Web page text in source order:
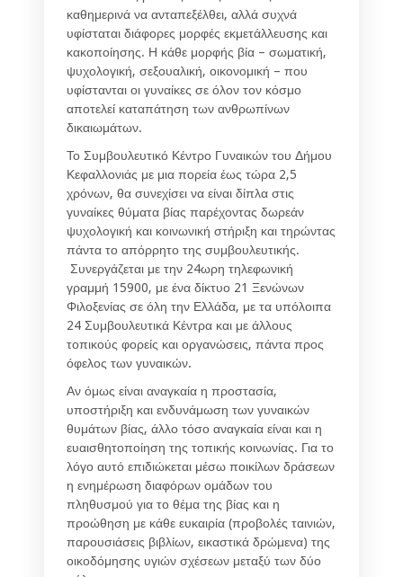
καθημερινά να ανταπεξέλθει, αλλά συχνά
υφίσταται διάφορες μορφές εκμετάλλευσης και
κακοποίησης. Η κάθε μορφής βία – σωματική,
ψυχολογική, σεξουαλική, οικονομική – που
υφίστανται οι γυναίκες σε όλον τον κόσμο
αποτελεί καταπάτηση των ανθρωπίνων
δικαιωμάτων.
Το Συμβουλευτικό Κέντρο Γυναικών του Δήμου
Κεφαλλονιάς με μια πορεία έως τώρα 2,5
χρόνων, θα συνεχίσει να είναι δίπλα στις
γυναίκες θύματα βίας παρέχοντας δωρεάν
ψυχολογική και κοινωνική στήριξη και τηρώντας
πάντα το απόρρητο της συμβουλευτικής.
Συνεργάζεται με την 24ωρη τηλεφωνική
γραμμή 15900, με ένα δίκτυο 21 Ξενώνων
Φιλοξενίας σε όλη την Ελλάδα, με τα υπόλοιπα
24 Συμβουλευτικά Κέντρα και με άλλους
τοπικούς φορείς και οργανώσεις, πάντα προς
όφελος των γυναικών.
Αν όμως είναι αναγκαία η προστασία,
υποστήριξη και ενδυνάμωση των γυναικών
θυμάτων βίας, άλλο τόσο αναγκαία είναι και η
ευαισθητοποίηση της τοπικής κοινωνίας. Για το
λόγο αυτό επιδιώκεται μέσω ποικίλων δράσεων
η ενημέρωση διαφόρων ομάδων του
πληθυσμού για το θέμα της βίας και η
προώθηση με κάθε ευκαιρία (προβολές ταινιών,
παρουσιάσεις βιβλίων, εικαστικά δρώμενα) της
οικοδόμησης υγιών σχέσεων μεταξύ των δύο